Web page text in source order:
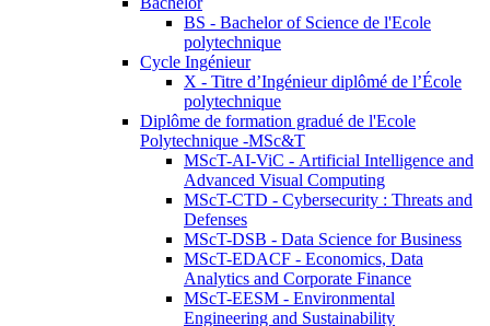
BS - Bachelor of Science de l'Ecole
polytechnique
Cycle Ingénieur
X - Titre d’Ingénieur diplômé de l’École
polytechnique
Diplôme de formation gradué de l'Ecole
Polytechnique -MSc&T
MScT-AI-ViC - Artificial Intelligence and
Advanced Visual Computing
MScT-CTD - Cybersecurity : Threats and
Defenses
MScT-DSB - Data Science for Business
MScT-EDACF - Economics, Data
Analytics and Corporate Finance
MScT-EESM - Environmental
Engineering and Sustainability